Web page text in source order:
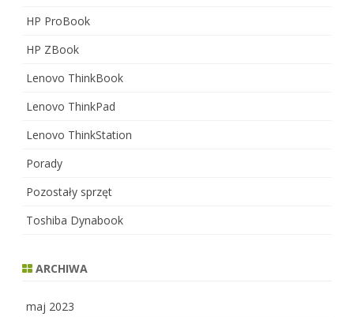
HP ProBook
HP ZBook
Lenovo ThinkBook
Lenovo ThinkPad
Lenovo ThinkStation
Porady
Pozostały sprzęt
Toshiba Dynabook
ARCHIWA
maj 2023